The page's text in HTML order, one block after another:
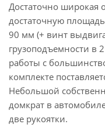
Достаточно широкая
достаточную
90 мм (+ винт
грузоподъемности в
работы с
комплекте
Небольшой
домкрат в
две рукоятки.